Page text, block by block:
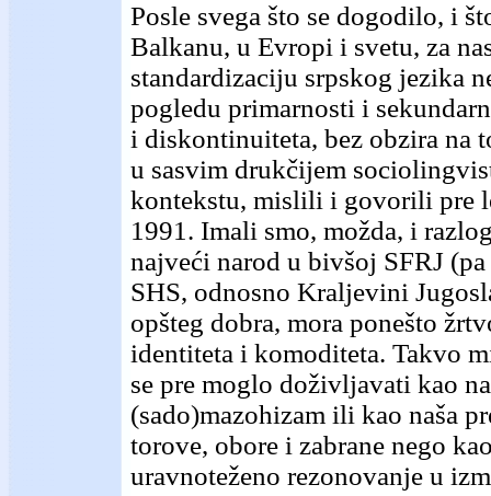
Posle svega što se dogodilo, i
Balkanu, u Evropi i svetu, za
standardizaciju srpskog jezika
pogledu primarnosti i
i diskontinuiteta, bez obzira na
u sasvim drukčijem
kontekstu, mislili i govorili pre
1991. Imali smo, možda, i
najveći narod u bivšoj SFRJ
SHS, odnosno Kraljevini
opšteg dobra, mora ponešto
identiteta i komoditeta. Takvo
se pre moglo doživljavati kao
(sado)mazohizam ili kao naša
torove, obore i zabrane nego
uravnoteženo rezonovanje u